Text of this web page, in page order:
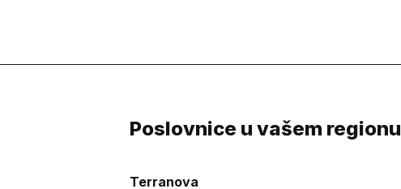
Poslovnice u vašem regionu
Terranova